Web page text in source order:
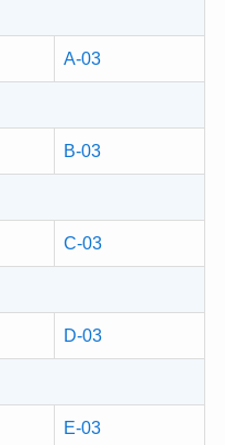
A-03
B-03
C-03
D-03
E-03